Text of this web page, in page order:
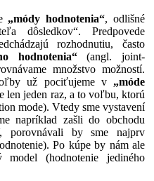
„módy hodnotenia“, odlišné
dôsledkov“. Predpovede
rozhodnutiu, často
hodnotenia“(angl. joint-
množstvo možností.
už pociťujeme v „móde
len jeden raz, a to voľbu, ktorú
mode). Vtedy sme vystavení
napríklad zašli do obchodu
by sme najprv
Po kúpe by nám ale
(hodnotenie jediného